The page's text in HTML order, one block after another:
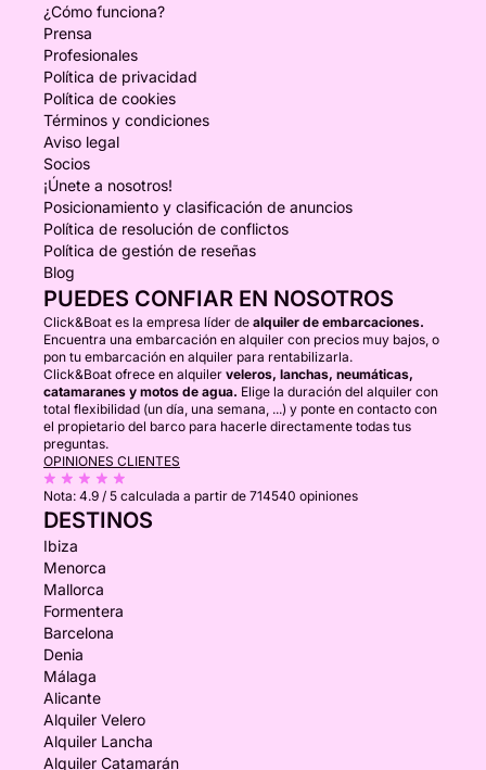
¿Cómo funciona?
Prensa
Profesionales
Política de privacidad
Política de cookies
Términos y condiciones
Aviso legal
Socios
¡Únete a nosotros!
Posicionamiento y clasificación de anuncios
Política de resolución de conflictos
Política de gestión de reseñas
Blog
PUEDES CONFIAR EN NOSOTROS
Click&Boat es la empresa líder de alquiler de embarcaciones.
Encuentra una embarcación en alquiler con precios muy bajos, o
pon tu embarcación en alquiler para rentabilizarla.
Click&Boat ofrece en alquiler veleros, lanchas, neumáticas,
catamaranes y motos de agua. Elige la duración del alquiler con
total flexibilidad (un día, una semana, ...) y ponte en contacto con
el propietario del barco para hacerle directamente todas tus
preguntas.
OPINIONES CLIENTES
Nota: 4.9 / 5 calculada a partir de 714540 opiniones
DESTINOS
Ibiza
Menorca
Mallorca
Formentera
Barcelona
Denia
Málaga
Alicante
Alquiler Velero
Alquiler Lancha
Alquiler Catamarán